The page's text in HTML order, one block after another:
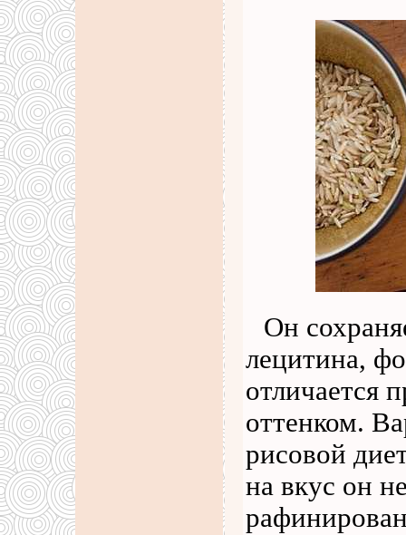
Он
лецитина,
отличается
оттенком.
рисовой
на вкус он